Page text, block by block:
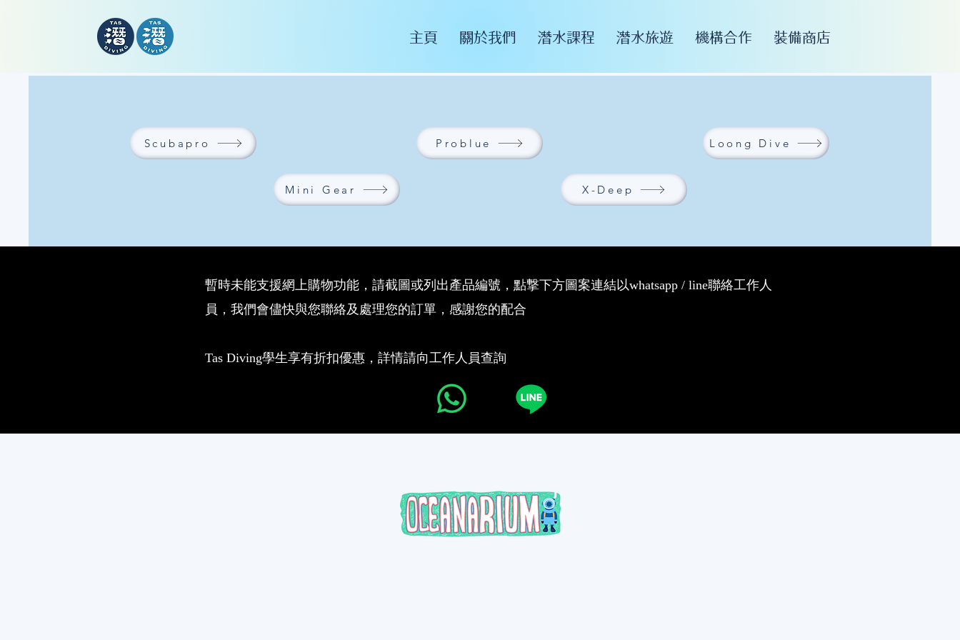
主頁 關於我們 潛水課程 潛水旅遊 機構合作 裝備商店
Scubapro Problue Loong Dive
Mini Gear X-Deep
暫時未能支援網上購物功能，請截圖或列出產品編號，點撃下方圖案連結以whatsapp / line聯絡工作人
員，我們會儘快與您聯絡及處理您的訂單，感謝您的配合
Tas Diving學生享有折扣優惠，詳情請向工作人員查詢